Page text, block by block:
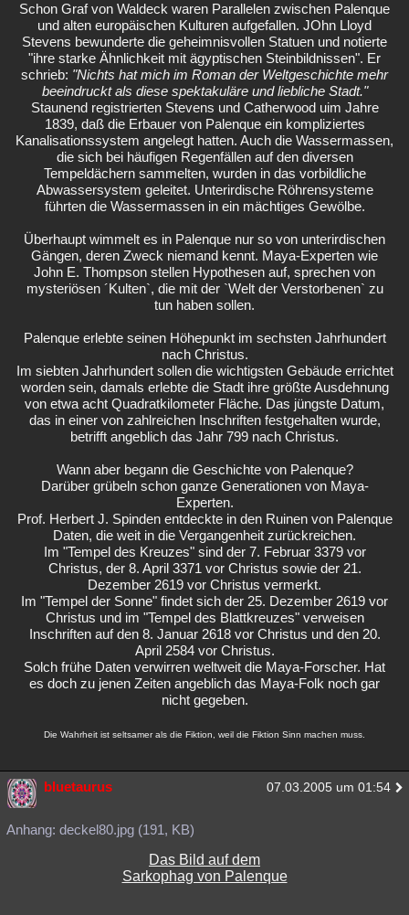
Schon Graf von Waldeck waren Parallelen zwischen Palenque
und alten europäischen Kulturen aufgefallen. JOhn Lloyd
Stevens bewunderte die geheimnisvollen Statuen und notierte
"ihre starke Ähnlichkeit mit ägyptischen Steinbildnissen". Er
schrieb: "Nichts hat mich im Roman der Weltgeschichte mehr
beeindruckt als diese spektakuläre und liebliche Stadt."
Staunend registrierten Stevens und Catherwood uim Jahre
1839, daß die Erbauer von Palenque ein kompliziertes
Kanalisationssystem angelegt hatten. Auch die Wassermassen,
die sich bei häufigen Regenfällen auf den diversen
Tempeldächern sammelten, wurden in das vorbildliche
Abwassersystem geleitet. Unterirdische Röhrensysteme
führten die Wassermassen in ein mächtiges Gewölbe.
Überhaupt wimmelt es in Palenque nur so von unterirdischen
Gängen, deren Zweck niemand kennt. Maya-Experten wie
John E. Thompson stellen Hypothesen auf, sprechen von
mysteriösen ´Kulten`, die mit der `Welt der Verstorbenen` zu
tun haben sollen.
Palenque erlebte seinen Höhepunkt im sechsten Jahrhundert
nach Christus.
Im siebten Jahrhundert sollen die wichtigsten Gebäude errichtet
worden sein, damals erlebte die Stadt ihre größte Ausdehnung
von etwa acht Quadratkilometer Fläche. Das jüngste Datum,
das in einer von zahlreichen Inschriften festgehalten wurde,
betrifft angeblich das Jahr 799 nach Christus.
Wann aber begann die Geschichte von Palenque?
Darüber grübeln schon ganze Generationen von Maya-
Experten.
Prof. Herbert J. Spinden entdeckte in den Ruinen von Palenque
Daten, die weit in die Vergangenheit zurückreichen.
Im "Tempel des Kreuzes" sind der 7. Februar 3379 vor
Christus, der 8. April 3371 vor Christus sowie der 21.
Dezember 2619 vor Christus vermerkt.
Im "Tempel der Sonne" findet sich der 25. Dezember 2619 vor
Christus und im "Tempel des Blattkreuzes" verweisen
Inschriften auf den 8. Januar 2618 vor Christus und den 20.
April 2584 vor Christus.
Solch frühe Daten verwirren weltweit die Maya-Forscher. Hat
es doch zu jenen Zeiten angeblich das Maya-Folk noch gar
nicht gegeben.
Die Wahrheit ist seltsamer als die Fiktion, weil die Fiktion Sinn machen muss.
bluetaurus 07.03.2005 um 01:54
Anhang: deckel80.jpg (191, KB)
Das Bild auf dem
Sarkophag von Palenque